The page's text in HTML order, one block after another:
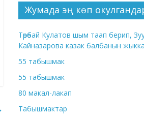
Жумада эң көп
Төрөбай Кулатов шым таап берип,
Кайназарова казак балбанын
55 табышмак
55 табышмак
80 макал-лакап
Табышмактар